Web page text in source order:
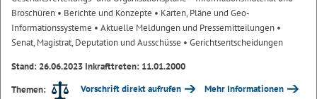
Broschüren • Berichte und Konzepte • Karten, Pläne und Geo-
Informationssysteme • Aktuelle Meldungen und Pressemitteilungen •
Senat, Magistrat, Deputation und Ausschüsse • Gerichtsentscheidungen
Stand: 26.06.2023 Inkrafttreten: 11.01.2000
Themen:
Vorschrift direkt aufrufen Mehr Informationen